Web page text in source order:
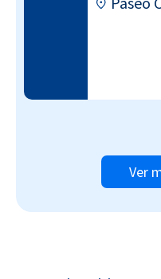
Ver